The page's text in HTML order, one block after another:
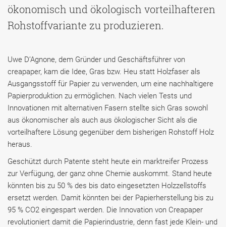
ökonomisch und ökologisch vorteilhafteren
Rohstoffvariante zu produzieren.
Uwe D’Agnone, dem Gründer und Geschäftsführer von
creapaper, kam die Idee, Gras bzw. Heu statt Holzfaser als
Ausgangsstoff für Papier zu verwenden, um eine nachhaltigere
Papierproduktion zu ermöglichen. Nach vielen Tests und
Innovationen mit alternativen Fasern stellte sich Gras sowohl
aus ökonomischer als auch aus ökologischer Sicht als die
vorteilhaftere Lösung gegenüber dem bisherigen Rohstoff Holz
heraus.
Geschützt durch Patente steht heute ein marktreifer Prozess
zur Verfügung, der ganz ohne Chemie auskommt. Stand heute
könnten bis zu 50 % des bis dato eingesetzten Holzzellstoffs
ersetzt werden. Damit könnten bei der Papierherstellung bis zu
95 % CO2 eingespart werden. Die Innovation von Creapaper
revolutioniert damit die Papierindustrie, denn fast jede Klein- und